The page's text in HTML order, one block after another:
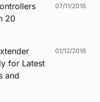
20
07/11/2016
for Latest
and
01/12/2016